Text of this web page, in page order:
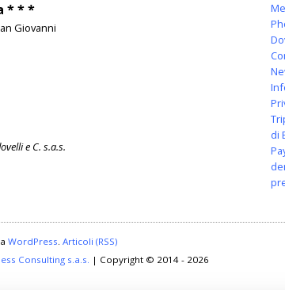
* * *
Giovanni
e C. s.a.s.
di
WordPress. Articoli (RSS)
Consulting s.a.s. | Copyright © 2014 - 2026